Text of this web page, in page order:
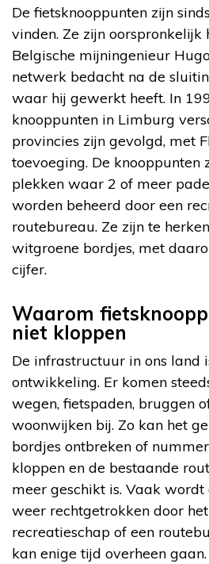
De fietsknooppunten zijn
vinden. Ze zijn oorspronkelijk
Belgische mijningenieur
netwerk bedacht na de
waar hij gewerkt heeft. In
knooppunten in Limburg
provincies zijn gevolgd, met
toevoeging. De knooppunten
plekken waar 2 of meer
worden beheerd door een
routebureau. Ze zijn te
witgroene bordjes, met
cijfer.
Waarom
niet kloppen
De infrastructuur in ons land
ontwikkeling. Er komen
wegen, fietspaden, bruggen
woonwijken bij. Zo kan het
bordjes ontbreken of
kloppen en de bestaande
meer geschikt is. Vaak
weer rechtgetrokken door
recreatieschap of een
kan enige tijd overheen